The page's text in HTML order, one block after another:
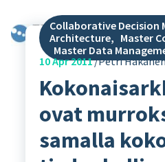
Collaborative Decision
Architecture, Master
Master Data
10Apr 2011 Petri
ovat
samalla